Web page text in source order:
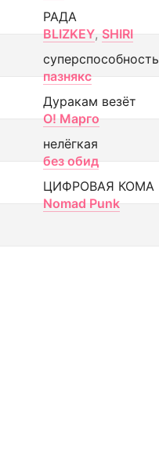
РАДА
BLIZKEY, SHIRI
суперспособность
пазнякс
Дуракам везёт
О! Марго
нелёгкая
без обид
ЦИФРОВАЯ КОМА
Nomad Punk